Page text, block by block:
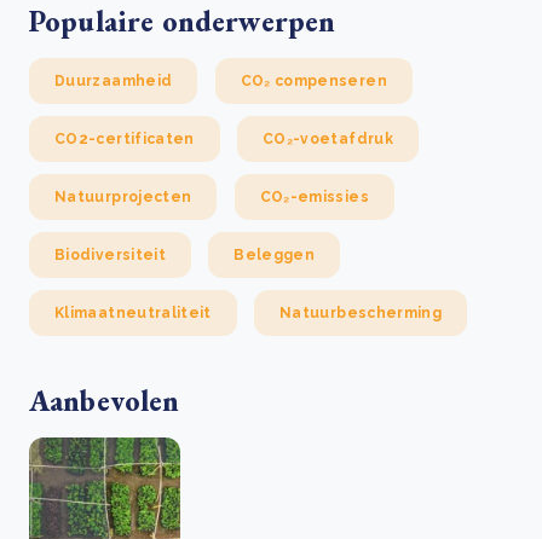
Populaire onderwerpen
Duurzaamheid CO₂ compenseren
CO2-certificaten CO₂-voetafdruk
Natuurprojecten CO₂-emissies
Biodiversiteit Beleggen
Klimaatneutraliteit Natuurbescherming
Aanbevolen